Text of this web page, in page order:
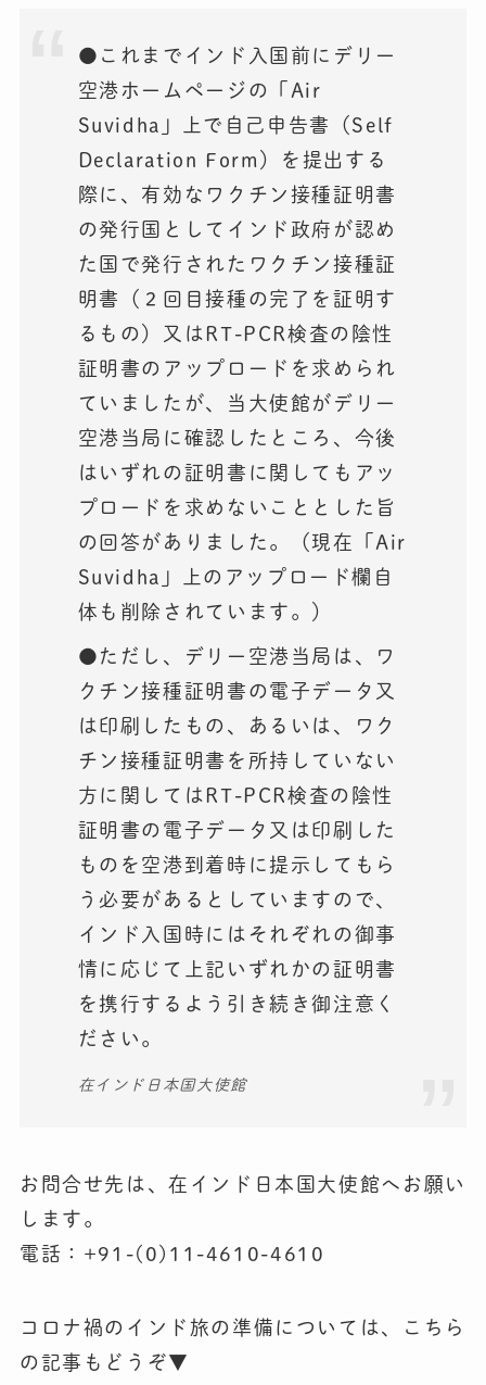
●これまでインド入国前にデリー
空港ホームページの「Air
Suvidha」上で自己申告書（Self
Declaration Form）を提出する
際に、有効なワクチン接種証明書
の発行国としてインド政府が認め
た国で発行されたワクチン接種証
明書（２回目接種の完了を証明す
るもの）又はRT-PCR検査の陰性
証明書のアップロードを求められ
ていましたが、当大使館がデリー
空港当局に確認したところ、今後
はいずれの証明書に関してもアッ
プロードを求めないこととした旨
の回答がありました。（現在「Air
Suvidha」上のアップロード欄自
体も削除されています。）
●ただし、デリー空港当局は、ワ
クチン接種証明書の電子データ又
は印刷したもの、あるいは、ワク
チン接種証明書を所持していない
方に関してはRT-PCR検査の陰性
証明書の電子データ又は印刷した
ものを空港到着時に提示してもら
う必要があるとしていますので、
インド入国時にはそれぞれの御事
情に応じて上記いずれかの証明書
を携行するよう引き続き御注意く
ださい。
在インド日本国大使館
お問合せ先は、在インド日本国大使館へお願い
します。
電話：+91-(0)11-4610-4610
コロナ禍のインド旅の準備については、こちら
の記事もどうぞ▼